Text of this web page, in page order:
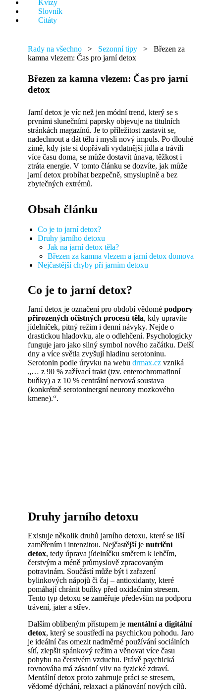
Kvízy
Slovník
Citáty
Rady na všechno > Sezonní tipy > Březen za
kamna vlezem: Čas pro jarní detox
Březen za kamna vlezem: Čas pro jarní
detox
Jarní detox je víc než jen módní trend, který se s
prvními slunečními paprsky objevuje na titulních
stránkách magazínů. Je to příležitost zastavit se,
nadechnout a dát tělu i mysli nový impuls. Po dlouhé
zimě, kdy jste si dopřávali vydatnější jídla a trávili
více času doma, se může dostavit únava, těžkost i
ztráta energie. V tomto článku se dozvíte, jak může
jarní detox probíhat bezpečně, smysluplně a bez
zbytečných extrémů.
Obsah článku
Co je to jarní detox?
Druhy jarního detoxu
Jak na jarní detox těla?
Březen za kamna vlezem a jarní detox domova
Nejčastější chyby při jarním detoxu
Co je to jarní detox?
Jarní detox je označení pro období vědomé podpory
přirozených očistných procesů těla, kdy upravíte
jídelníček, pitný režim i denní návyky. Nejde o
drastickou hladovku, ale o odlehčení. Psychologicky
funguje jaro jako silný symbol nového začátku. Delší
dny a více světla zvyšují hladinu serotoninu.
Serotonin podle úryvku na webu drmax.cz vzniká
„… z 90 % zažívací trakt (tzv. enterochromafinní
buňky) a z 10 % centrální nervová soustava
(konkrétně serotoninergní neurony mozkového
kmene).“.
Druhy jarního detoxu
Existuje několik druhů jarního detoxu, které se liší
zaměřením i intenzitou. Nejčastější je nutriční
detox, tedy úprava jídelníčku směrem k lehčím,
čerstvým a méně průmyslově zpracovaným
potravinám. Součástí může být i zařazení
bylinkových nápojů či čaj – antioxidanty, které
pomáhají chránit buňky před oxidačním stresem.
Tento typ detoxu se zaměřuje především na podporu
trávení, jater a střev.
Dalším oblíbeným přístupem je mentální a digitální
detox, který se soustředí na psychickou pohodu. Jaro
je ideální čas omezit nadměrné používání sociálních
sítí, zlepšit spánkový režim a věnovat více času
pohybu na čerstvém vzduchu. Právě psychická
rovnováha má zásadní vliv na fyzické zdraví.
Mentální detox proto zahrnuje práci se stresem,
vědomé dýchání, relaxaci a plánování nových cílů.